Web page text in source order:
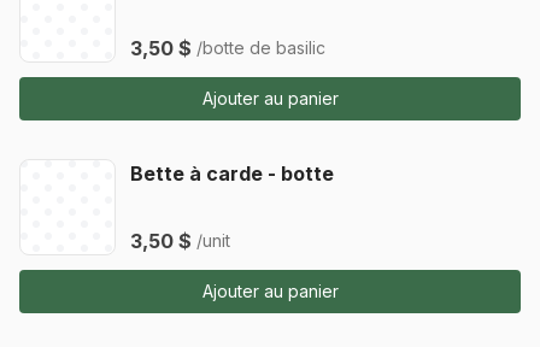
3,50 $ /botte de basilic
Ajouter au panier
Bette à carde - botte
3,50 $ /unit
Ajouter au panier